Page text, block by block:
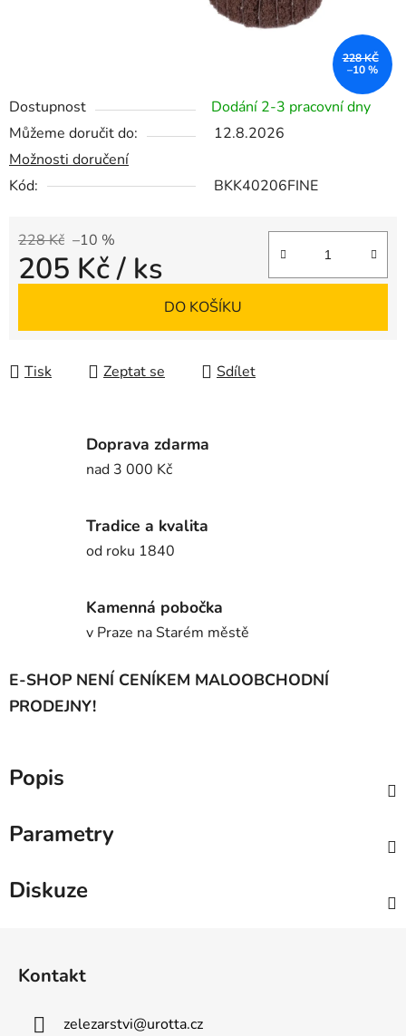
Dostupnost
Dodání 2-3 pracovní dny
Můžeme doručit do:
12.8.2026
Možnosti doručení
Kód:
BKK40206FINE
228 Kč –10 %
205 Kč/ ks
DO KOŠÍKU
Tisk Zeptat se Sdílet
228 KČ
–10 %
Doprava zdarma
nad 3 000 Kč
Tradice a kvalita
od roku 1840
Kamenná pobočka
v Praze na Starém městě
E-SHOP NENÍ CENÍKEM MALOOBCHODNÍ
PRODEJNY!
Popis
Parametry
Diskuze
Kontakt
zelezarstvi@urotta.cz